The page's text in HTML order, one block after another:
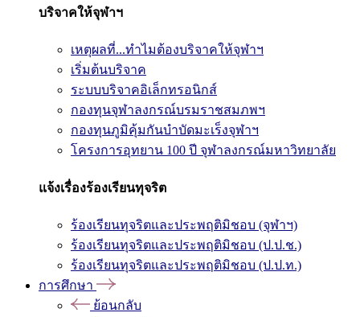
บริจาคให้จุฬาฯ
เหตุผลที่...ทำไมต้องบริจาคให้จุฬาฯ
เริ่มต้นบริจาค
ระบบบริจาคอิเล็กทรอนิกส์
กองทุนจุฬาลงกรณ์บรมราชสมภพฯ
กองทุนภูมิคุ้มกันบำบัดมะเร็งจุฬาฯ
โครงการอุทยาน 100 ปี จุฬาลงกรณ์มหาวิทยาลัย
แจ้งเรื่องร้องเรียนทุจริต
ร้องเรียนทุจริตและประพฤติมิชอบ (จุฬาฯ)
ร้องเรียนทุจริตและประพฤติมิชอบ (ป.ป.ช.)
ร้องเรียนทุจริตและประพฤติมิชอบ (ป.ป.ท.)
การศึกษา
ย้อนกลับ